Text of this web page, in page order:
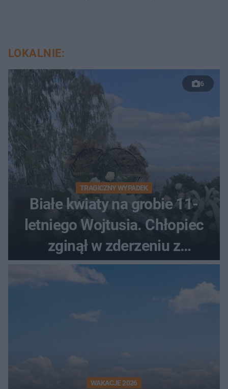
LOKALNIE:
6
TRAGICZNY WYPADEK
Białe kwiaty na grobie 11-
letniego Wojtusia. Chłopiec
zginął w zderzeniu z
kombajnem
WAKACJE 2026